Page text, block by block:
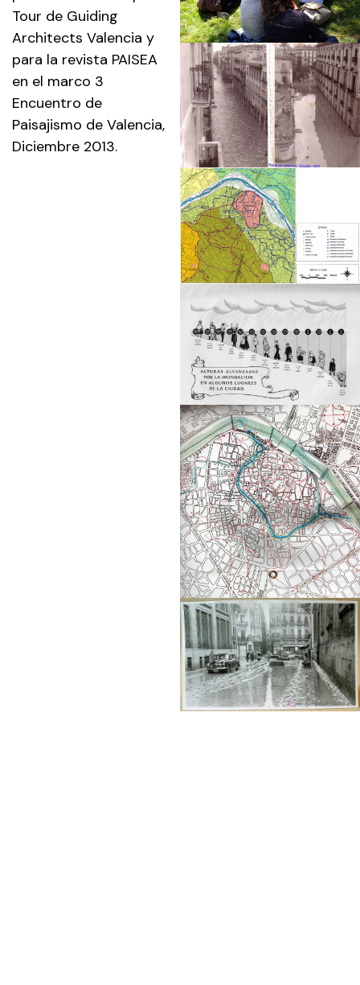
Tour de Guiding
Architects Valencia y
para la revista PAISEA
en el marco 3
Encuentro de
Paisajismo de Valencia,
Diciembre 2013.